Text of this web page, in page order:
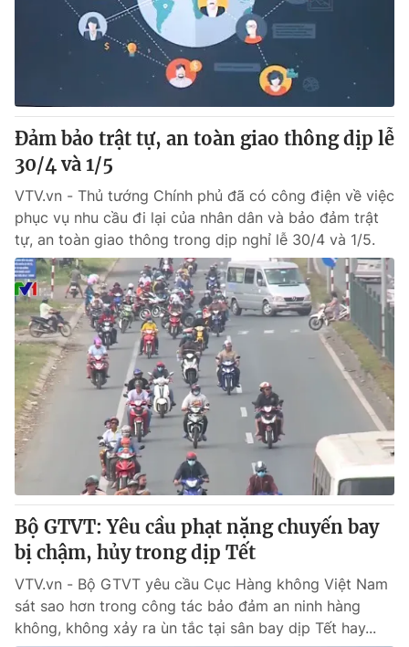
Đảm bảo trật tự, an toàn giao thông dịp lễ
30/4 và 1/5
VTV.vn - Thủ tướng Chính phủ đã có công điện về việc
phục vụ nhu cầu đi lại của nhân dân và bảo đảm trật
tự, an toàn giao thông trong dịp nghỉ lễ 30/4 và 1/5.
Bộ GTVT: Yêu cầu phạt nặng chuyến bay
bị chậm, hủy trong dịp Tết
VTV.vn - Bộ GTVT yêu cầu Cục Hàng không Việt Nam
sát sao hơn trong công tác bảo đảm an ninh hàng
không, không xảy ra ùn tắc tại sân bay dịp Tết hay...